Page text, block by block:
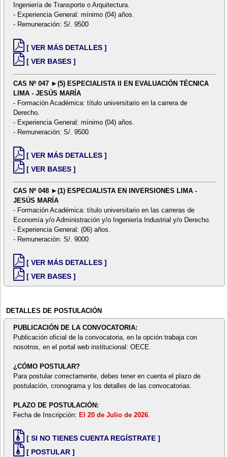
Ingeniería de Transporte o Arquitectura.
- Experiencia General: mínimo (04) años.
- Remuneración: S/. 9500
[ VER MÁS DETALLES ]
[ VER BASES ]
CAS Nº 047 ►(5) ESPECIALISTA II EN EVALUACIÓN TÉCNICA
LIMA - JESÚS MARÍA
- Formación Académica: título universitario en la carrera de
Derecho.
- Experiencia General: mínimo (04) años.
- Remuneración: S/. 9500
[ VER MÁS DETALLES ]
[ VER BASES ]
CAS Nº 048 ►(1) ESPECIALISTA EN INVERSIONES LIMA -
JESÚS MARÍA
- Formación Académica: título universitario en las carreras de
Economía y/o Administración y/o Ingeniería Industrial y/o Derecho.
- Experiencia General: (06) años.
- Remuneración: S/. 9000
[ VER MÁS DETALLES ]
[ VER BASES ]
DETALLES DE POSTULACIÓN
PUBLICACIÓN DE LA CONVOCATORIA:
Publicación oficial de la convocatoria, en la opción trabaja con
nosotros, en el portal web institucional: OECE.
¿CÓMO POSTULAR?
Para postular correctamente, debes tener en cuenta el plazo de
postulación, cronograma y los detalles de las convocatorias.
PLAZO DE POSTULACIÓN:
Fecha de Inscripción: El 20 de Julio de 2026.
[ SI NO TIENES CUENTA REGÍSTRATE ]
[ POSTULAR ]